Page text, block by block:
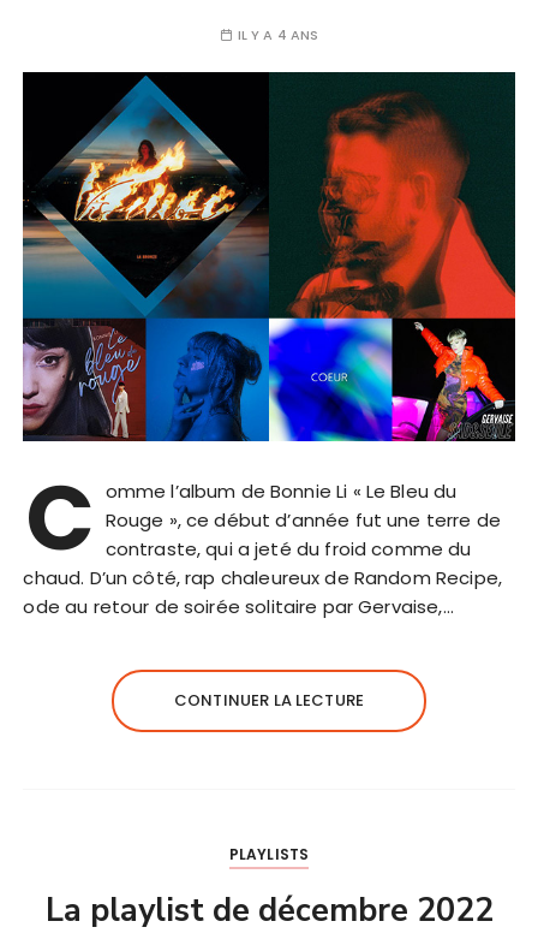
IL Y A 4 ANS
C omme l’album de Bonnie Li « Le Bleu du
Rouge », ce début d’année fut une terre de
contraste, qui a jeté du froid comme du
chaud. D’un côté, rap chaleureux de Random Recipe,
ode au retour de soirée solitaire par Gervaise,…
CONTINUER LA LECTURE
PLAYLISTS
La playlist de décembre 2022